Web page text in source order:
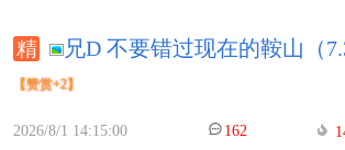
兄D 不要错过现在的鞍山（
【赞赏+2】
2026/8/1 14:15:00 162